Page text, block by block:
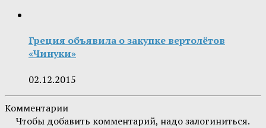
Греция объявила о закупке вертолётов
«Чинуки»
02.12.2015
Комментарии
Чтобы добавить комментарий, надо залогиниться.